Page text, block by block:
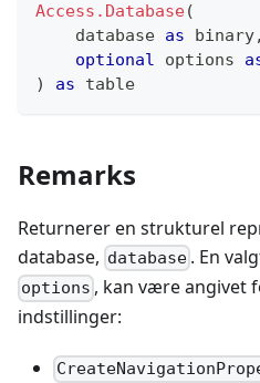
Access.Database(
    database
as binary,
optional options
)
as table
Remarks
Returnerer en strukturel
database, database . En
options , kan være angivet
indstillinger: